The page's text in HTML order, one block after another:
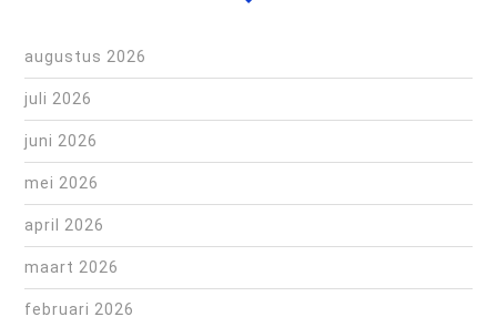
augustus 2026
juli 2026
juni 2026
mei 2026
april 2026
maart 2026
februari 2026